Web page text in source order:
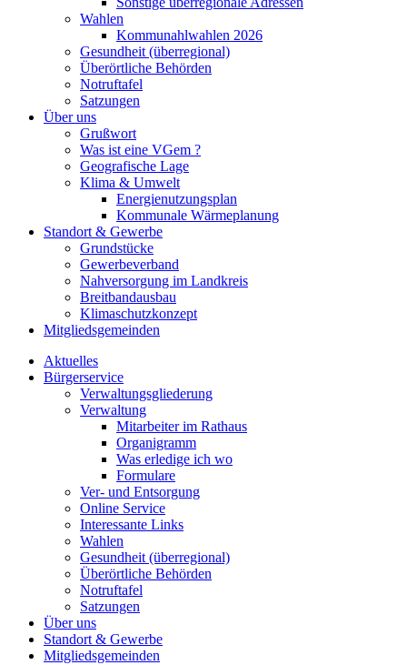
Wahlen
Kommunahlwahlen 2026
Gesundheit (überregional)
Überörtliche Behörden
Notruftafel
Satzungen
Über uns
Grußwort
Was ist eine VGem ?
Geografische Lage
Klima & Umwelt
Energienutzungsplan
Kommunale Wärmeplanung
Standort & Gewerbe
Grundstücke
Gewerbeverband
Nahversorgung im Landkreis
Breitbandausbau
Klimaschutzkonzept
Mitgliedsgemeinden
Aktuelles
Bürgerservice
Verwaltungsgliederung
Verwaltung
Mitarbeiter im Rathaus
Organigramm
Was erledige ich wo
Formulare
Ver- und Entsorgung
Online Service
Interessante Links
Wahlen
Gesundheit (überregional)
Überörtliche Behörden
Notruftafel
Satzungen
Über uns
Standort & Gewerbe
Mitgliedsgemeinden